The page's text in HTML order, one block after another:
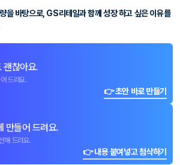
을 바탕으로, GS리테일과 함께 성장 하고 싶은 이유를
괜찮아요.
드려요.
👉 초안 바로 만들기
만들어 드려요.
해 드려요.
👉 내용 붙여넣고 첨삭하기